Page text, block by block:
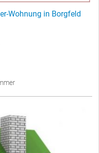
Wohnung in Borgfeld